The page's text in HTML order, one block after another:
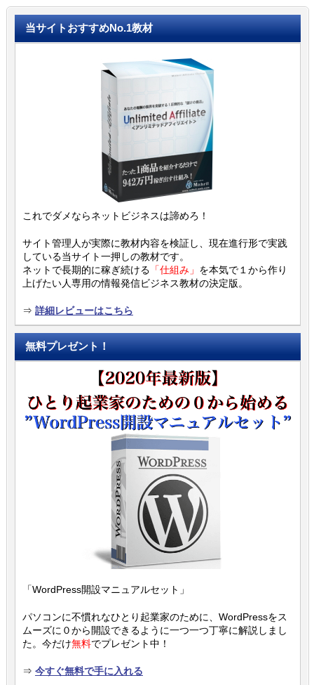
当サイトおすすめNo.1教材
これでダメならネットビジネスは諦めろ！
サイト管理人が実際に教材内容を検証し、現在進行形で実践
している当サイト一押しの教材です。
ネットで長期的に稼ぎ続ける 「仕組み」 を本気で１から作り
上げたい人専用の情報発信ビジネス教材の決定版。
⇒ 詳細レビューはこちら
無料プレゼント！
「WordPress開設マニュアルセット」
パソコンに不慣れなひとり起業家のために、WordPressをス
ムーズに０から開設できるように一つ一つ丁寧に解説しまし
た。今だけ無料でプレゼント中！
⇒ 今すぐ無料で手に入れる